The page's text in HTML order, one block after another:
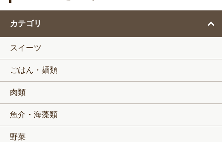
カテゴリ
スイーツ
ごはん・麺類
肉類
魚介・海藻類
野菜